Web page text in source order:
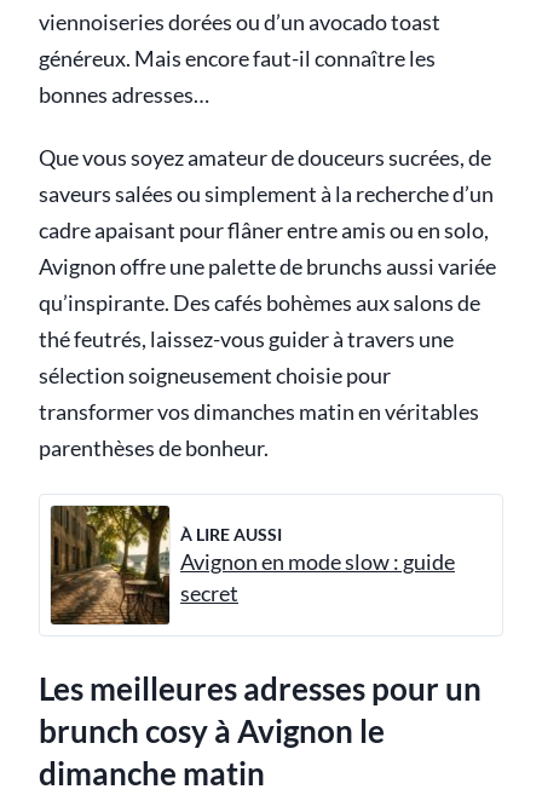
viennoiseries dorées ou d’un avocado toast
généreux. Mais encore faut-il connaître les
bonnes adresses…
Que vous soyez amateur de douceurs sucrées, de
saveurs salées ou simplement à la recherche d’un
cadre apaisant pour flâner entre amis ou en solo,
Avignon offre une palette de brunchs aussi variée
qu’inspirante. Des cafés bohèmes aux salons de
thé feutrés, laissez-vous guider à travers une
sélection soigneusement choisie pour
transformer vos dimanches matin en véritables
parenthèses de bonheur.
À LIRE AUSSI
Avignon en mode slow : guide
secret
Les meilleures adresses pour un
brunch cosy à Avignon le
dimanche matin